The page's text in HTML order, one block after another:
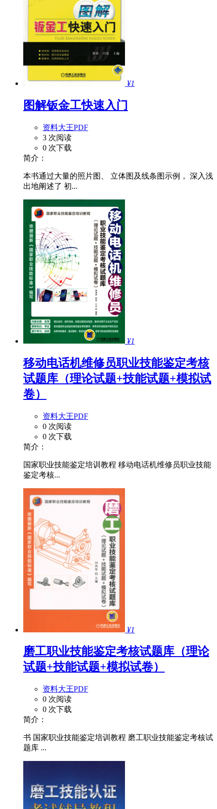
¥1
图解钣金工快速入门
资料大王PDF
3 次阅读
0 次下载
简介：
本书通过大量的照片图、 立体图及线条图示例， 深入浅
出地阐述了 初...
¥1
移动电话机维修员职业技能鉴定考核
试题库（理论试题+技能试题+模拟试
卷）
资料大王PDF
0 次阅读
0 次下载
简介：
国家职业技能鉴定培训教程 移动电话机维修员职业技能
鉴定考核...
¥1
磨工职业技能鉴定考核试题库（理论
试题+技能试题+模拟试卷）
资料大王PDF
0 次阅读
0 次下载
简介：
书 国家职业技能鉴定培训教程 磨工职业技能鉴定考核试
题库 ...